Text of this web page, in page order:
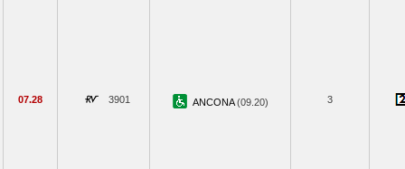
07.28 3901 ANCONA(09.20) 3